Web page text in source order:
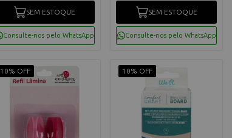
SEM ESTOQUE
Consulte-nos pelo WhatsApp
SEM ESTOQUE
Consulte-nos pelo WhatsApp
10% OFF 10% OFF